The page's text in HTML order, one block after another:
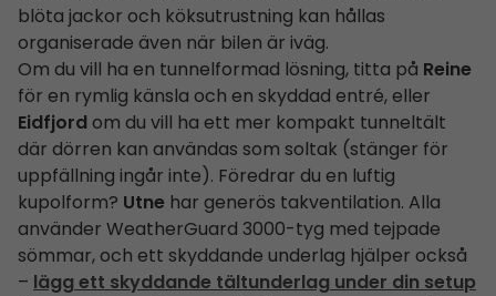
blöta jackor och köksutrustning kan hållas
organiserade även när bilen är iväg.
Om du vill ha en tunnelformad lösning, titta på Reine
för en rymlig känsla och en skyddad entré, eller
Eidfjordom du vill ha ett mer kompakt tunneltält
där dörren kan användas som soltak (stänger för
uppfällning ingår inte). Föredrar du en luftig
kupolform? Utne har generös takventilation. Alla
använder WeatherGuard 3000-tyg med tejpade
sömmar, och ett skyddande underlag hjälper också
–lägg ett skyddande tältunderlag under din setup